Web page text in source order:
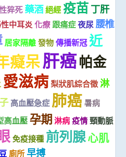
猝死 藥酒絕經 疫苗丁肝
中耳炎 化療 跟痛症 夜尿 腰椎
居家隔離 發物 傳播新冠 近
癡呆肝癌帕金
愛滋病 梨狀肌綜合徵 淋
高血壓急症 肺癌 暑病
高血壓 孕期 淋病 疫情 頸動脈
免疫接種 前列腺心肌
廁所 早搏